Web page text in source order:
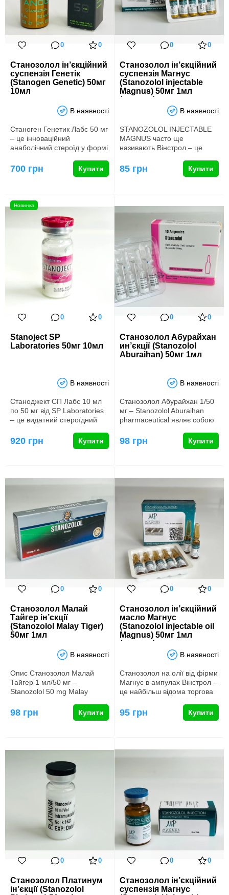
0 0
Станозолол ін’єкційний
суспензія Генетік
(Stanogen Genetic) 50мг
10мл
В наявності
Станоген Генетик Лабс 50 мг
– це інноваційний
анаболічний стероїд у формі
700 грн Купити
0 0
Станозолол ін’єкційний
суспензія Магнус
(Stanozolol injectable
Magnus) 50мг 1мл
(ампули)
В наявності
STANOZOLOL INJECTABLE
MAGNUS часто ще
називають Вінстрол – це
назва препарату …
85 грн Купити
Новинка
0 0
Stanoject SP
Laboratories 50мг 10мл
В наявності
Станоджект СП Лабс 10 мл
по 50 мг від SP Laboratories
– це видатний стероїдний
920 грн Купити
0 0
Станозолол Абурайхан
ин’єкції (Stanozolol
Aburaihan) 50мг 1мл
В наявності
Станозолол Абурайхан 1/50
мг – Stanozolol Aburaihan
pharmaceutical являє собою
98 грн Купити
0 0
Станозолол Малай
Тайгер ін’єкції
(Stanozolol Malay Tiger)
50мг 1мл
В наявності
Опис Станозолол Малай
Тайгер 1 мл/50 мг –
Stanozolol 50 mg Malay
є си…
98 грн Купити
0 0
Станозолол ін’єкційний
масло Магнус
(Stanozolol injectable oil
Magnus) 50мг 1мл
(ампули)
В наявності
Станозолол на олії від фірми
Магнус в ампулах Вінстрол –
це найбільш відома торгова
95 грн Купити
0 0
Станозолол Платинум
ін’єкції (Stanozolol
0 0
Станозолол ін’єкційний
суспензія Магнус